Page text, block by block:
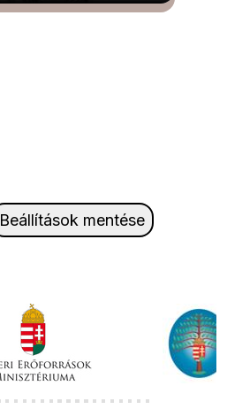
Beállítások mentése